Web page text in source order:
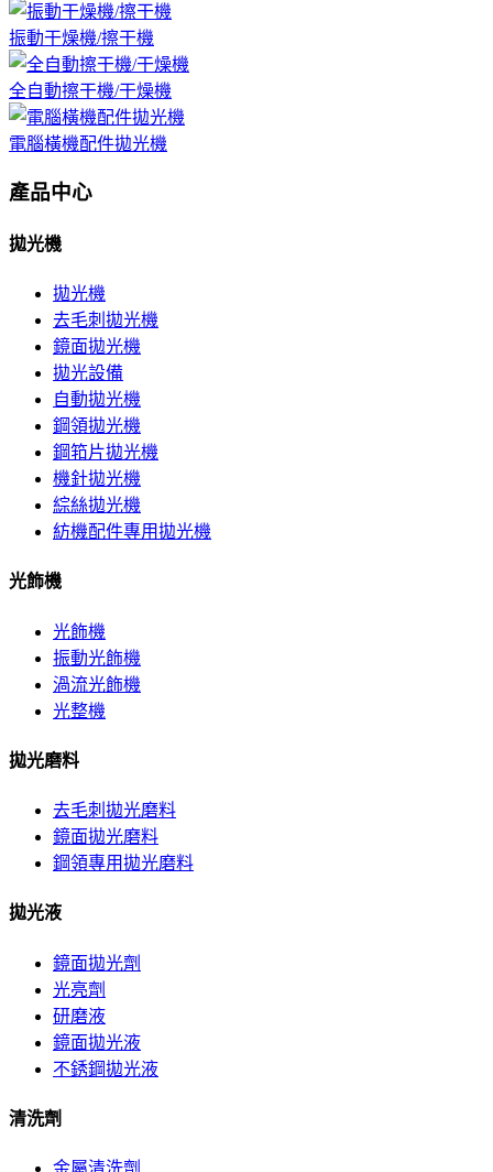
振動干燥機/擦干機
全自動擦干機/干燥機
電腦橫機配件拋光機
產品中心
拋光機
拋光機
去毛刺拋光機
鏡面拋光機
拋光設備
自動拋光機
鋼領拋光機
鋼筘片拋光機
機針拋光機
綜絲拋光機
紡機配件專用拋光機
光飾機
光飾機
振動光飾機
渦流光飾機
光整機
拋光磨料
去毛刺拋光磨料
鏡面拋光磨料
鋼領專用拋光磨料
拋光液
鏡面拋光劑
光亮劑
研磨液
鏡面拋光液
不銹鋼拋光液
清洗劑